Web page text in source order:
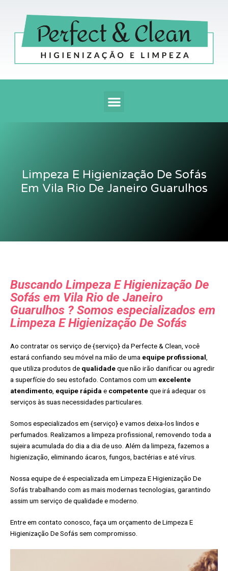
conteúdo
Menu
Limpeza E Higienização De Sofás
Em Vila Rio De Janeiro Guarulhos
Buscando Limpeza E Higienização De
Sofás em Vila Rio de Janeiro
Guarulhos ? Somos especializados em
Limpeza E Higienização De Sofás
Ao contratar os serviço de {serviço} da Perfecte & Clean, você
estará confiando seu móvel na mão de uma equipe profissional
que utiliza produtos de qualidadeque não irão danificar ou agredir
a superfície do seu estofado. Contamos com um excelente
atendimento equipe rápida e competenteque irá adequar os
serviços às suas necessidades particulares.
Somos especializados em {serviço} e vamos deixa-los lindos e
perfumados. Realizamos a limpeza profissional, removendo toda a
sujeira acumulada do dia a dia de uso. Além da limpeza, fazemos a
higienização, eliminando ácaros, fungos, bactérias e até vírus.
Nossa equipe de é especializada em Limpeza E Higienização De
Sofás trabalhando com as mais modernas tecnologias, garantindo
assim um serviço de qualidade e moderno.
Entre em contato conosco, faça um orçamento de Limpeza E
Higienização De Sofás sem compromisso.